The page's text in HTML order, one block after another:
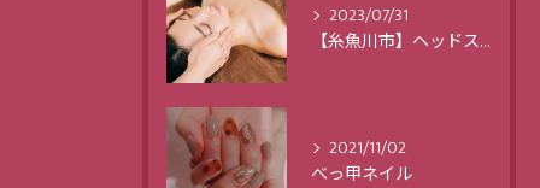
2023/07/31
【糸魚川市】ヘッドスパで日々のストレスを解消
2021/11/02
べっ甲ネイル